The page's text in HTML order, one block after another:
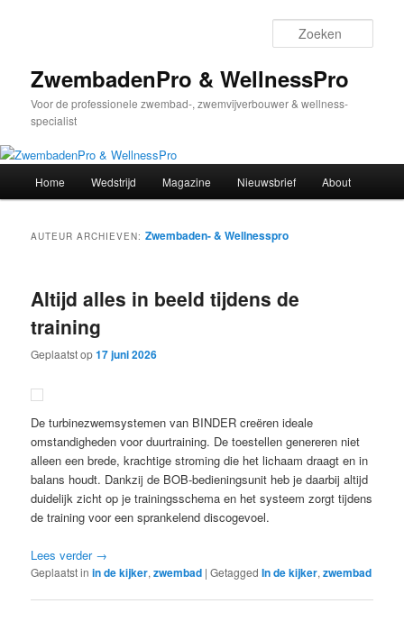
inhoud
inhoudZwembadenPro & WellnessPro
Voor de professionele zwembad-, zwemvijverbouwer & wellness-
specialist
Home Wedstrijd Magazine Nieuwsbrief About
AUTEUR ARCHIEVEN:Zwembaden- & Wellnesspro
Altijd alles in beeld tijdens de
training
Geplaatst op17 juni 2026
De turbinezwemsystemen van BINDER creëren ideale
omstandigheden voor duurtraining. De toestellen genereren niet
alleen een brede, krachtige stroming die het lichaam draagt en in
balans houdt. Dankzij de BOB-bedieningsunit heb je daarbij altijd
duidelijk zicht op je trainingsschema en het systeem zorgt tijdens
de training voor een sprankelend discogevoel.
Lees verder →
Geplaatst in in de kijker,zwembad |Getagged In de kijker,zwembad